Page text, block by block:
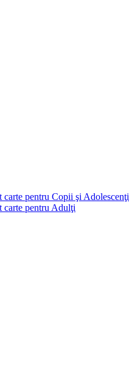
pentru Copii şi Adolescenţi
carte pentru Adulţi